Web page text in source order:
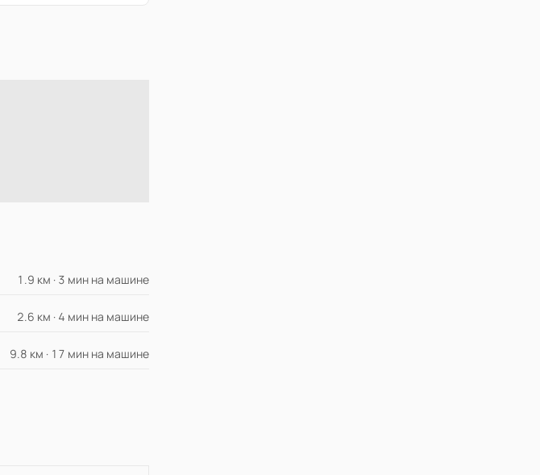
1.9 км · 3 мин на машине
2.6 км · 4 мин на машине
9.8 км · 17 мин на машине